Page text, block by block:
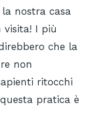
nostra casa
I più
che la
non
ritocchi
pratica è